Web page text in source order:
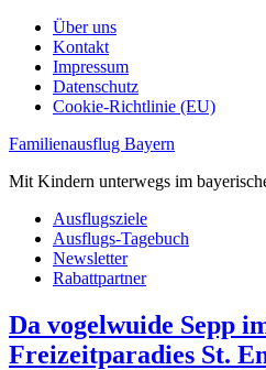
Über uns
Kontakt
Impressum
Datenschutz
Cookie-Richtlinie (EU)
Familienausflug Bayern
Mit Kindern unterwegs im
Ausflugsziele
Ausflugs-Tagebuch
Newsletter
Rabattpartner
Da vogelwuide Sepp
Freizeitparadies St.